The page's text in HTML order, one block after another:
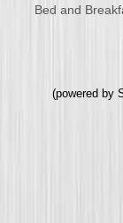
Bed and
(powered by